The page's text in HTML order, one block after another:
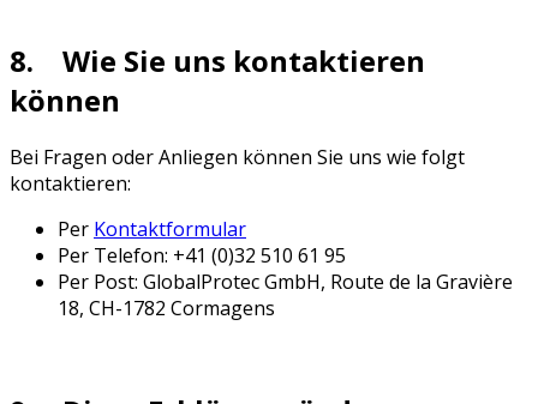
8. Wie Sie uns kontaktieren
können
Bei Fragen oder Anliegen können Sie uns wie folgt
kontaktieren:
Per Kontaktformular
Per Telefon: +41 (0)32 510 61 95
Per Post: GlobalProtec GmbH, Route de la Gravière
18, CH-1782 Cormagens